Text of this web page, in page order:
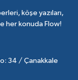
köşe yazıları,
her konuda Flow!
34 / Çanakkale